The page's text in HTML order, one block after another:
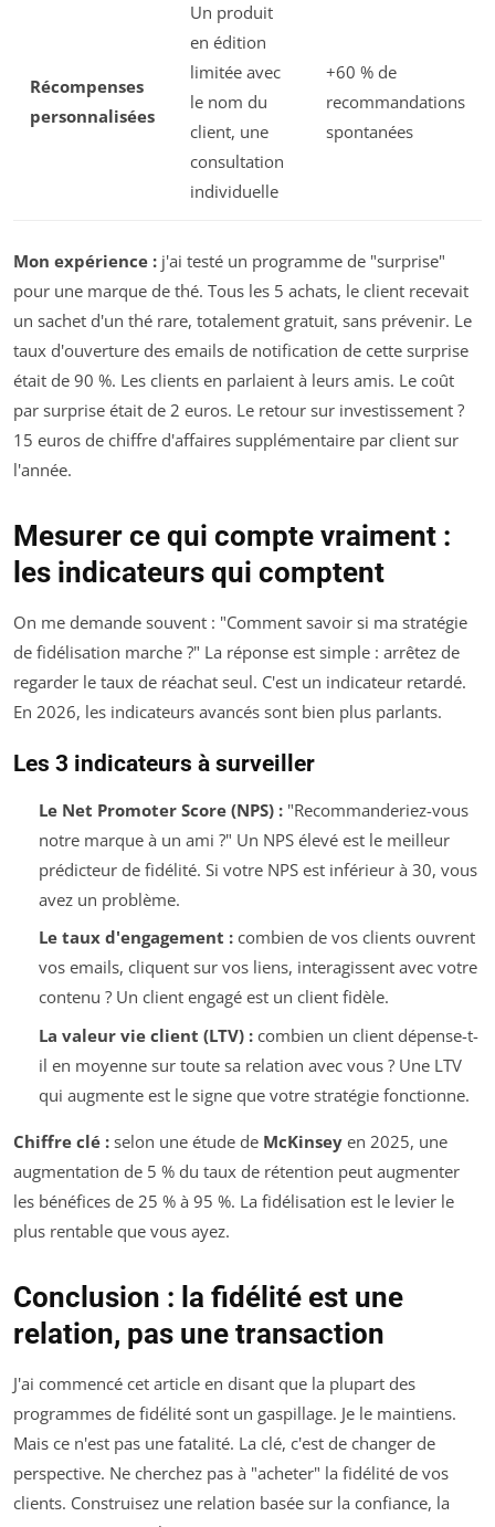
Récompenses
personnalisées
Un produit
en édition
limitée avec
le nom du
client, une
consultation
individuelle
+60 % de
recommandations
spontanées
Mon expérience : j'ai testé un programme de "surprise"
pour une marque de thé. Tous les 5 achats, le client recevait
un sachet d'un thé rare, totalement gratuit, sans prévenir. Le
taux d'ouverture des emails de notification de cette surprise
était de 90 %. Les clients en parlaient à leurs amis. Le coût
par surprise était de 2 euros. Le retour sur investissement ?
15 euros de chiffre d'affaires supplémentaire par client sur
l'année.
Mesurer ce qui compte vraiment :
les indicateurs qui comptent
On me demande souvent : "Comment savoir si ma stratégie
de fidélisation marche ?" La réponse est simple : arrêtez de
regarder le taux de réachat seul. C'est un indicateur retardé.
En 2026, les indicateurs avancés sont bien plus parlants.
Les 3 indicateurs à surveiller
Le Net Promoter Score (NPS) :"Recommanderiez-vous
notre marque à un ami ?" Un NPS élevé est le meilleur
prédicteur de fidélité. Si votre NPS est inférieur à 30, vous
avez un problème.
Le taux d'engagement :combien de vos clients ouvrent
vos emails, cliquent sur vos liens, interagissent avec votre
contenu ? Un client engagé est un client fidèle.
La valeur vie client (LTV) :combien un client dépense-t-
il en moyenne sur toute sa relation avec vous ? Une LTV
qui augmente est le signe que votre stratégie fonctionne.
Chiffre clé : selon une étude de McKinsey en 2025, une
augmentation de 5 % du taux de rétention peut augmenter
les bénéfices de 25 % à 95 %. La fidélisation est le levier le
plus rentable que vous ayez.
Conclusion : la fidélité est une
relation, pas une transaction
J'ai commencé cet article en disant que la plupart des
programmes de fidélité sont un gaspillage. Je le maintiens.
Mais ce n'est pas une fatalité. La clé, c'est de changer de
perspective. Ne cherchez pas à "acheter" la fidélité de vos
clients. Construisez une relation basée sur la confiance, la